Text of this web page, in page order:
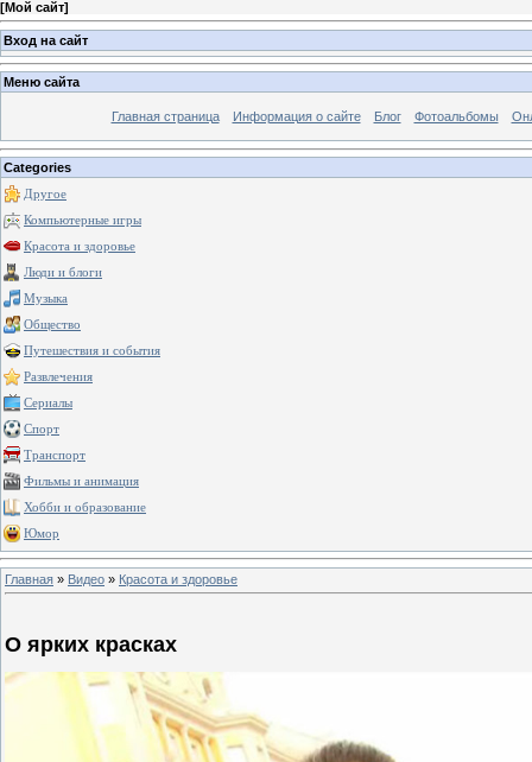
[Мой сайт]
Вход на сайт
Меню сайта
Главная страница Информация о сайте Блог Фотоальбомы
Categories
Другое
Компьютерные игры
Красота и здоровье
Люди и блоги
Музыка
Общество
Путешествия и события
Развлечения
Сериалы
Спорт
Транспорт
Фильмы и анимация
Хобби и образование
Юмор
Главная » Видео » Красота и здоровье
О ярких красках